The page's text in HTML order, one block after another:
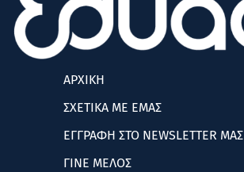
ΑΡΧΙΚΗ
ΣΧΕΤΙΚΑ ΜΕ ΕΜΑΣ
ΕΓΓΡΑΦΗ ΣΤΟ NEWSLETTER ΜΑΣ
ΓΙΝΕ ΜΕΛΟΣ